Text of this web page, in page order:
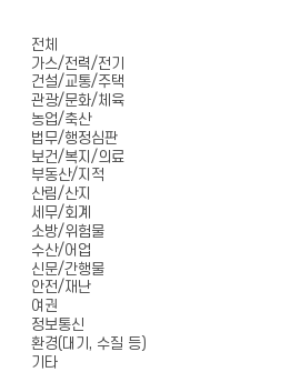
전체
가스/전력/전기
건설/교통/주택
관광/문화/체육
농업/축산
법무/행정심판
보건/복지/의료
부동산/지적
산림/산지
세무/회계
소방/위험물
수산/어업
신문/간행물
안전/재난
여권
정보통신
환경(대기, 수질 등)
기타